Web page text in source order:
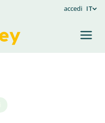
accedi IT